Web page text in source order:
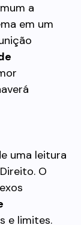
a
em um
uma leitura
O
e limites.